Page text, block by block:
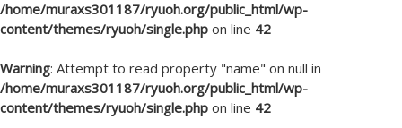
/home/muraxs301187/ryuoh.org/public_html/wp-
content/themes/ryuoh/single.php on line 42
Warning: Attempt to read property "name" on null in
/home/muraxs301187/ryuoh.org/public_html/wp-
content/themes/ryuoh/single.php on line 42